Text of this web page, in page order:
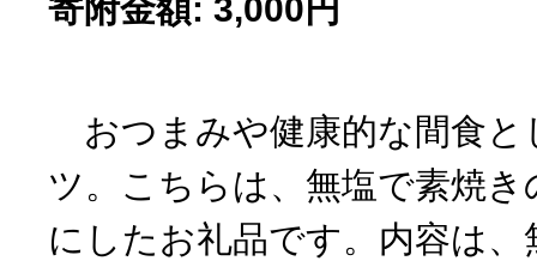
寄附金額: 3,000円
おつまみや健康的な間食と
ツ。こちらは、無塩で素焼
にしたお礼品です。内容は